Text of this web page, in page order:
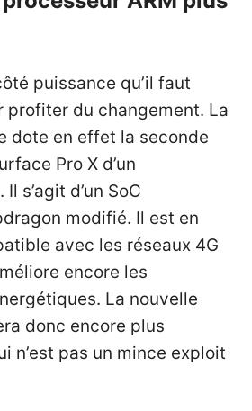
puissance qu’il faut
du changement. La
dote en effet la seconde
Pro X d’un
s’agit d’un SoC
modifié. Il est en
avec les réseaux 4G
encore les
La nouvelle
donc encore plus
n’est pas un mince exploit